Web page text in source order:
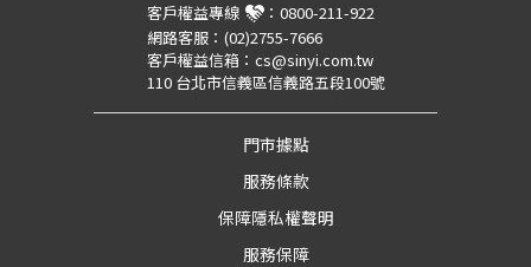
客戶權益專線 ： 0800-211-922
網路客服： (02)2755-7666
客戶權益信箱： cs@sinyi.com.tw
110 台北市信義區信義路五段100號
門市據點
服務條款
保障隱私權聲明
服務保障